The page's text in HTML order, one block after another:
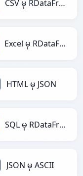
CSV မှ RDataFrame
Excel မှ RDataFrame
HTML မှ JSON
SQL မှ RDataFrame
JSON မှ ASCII